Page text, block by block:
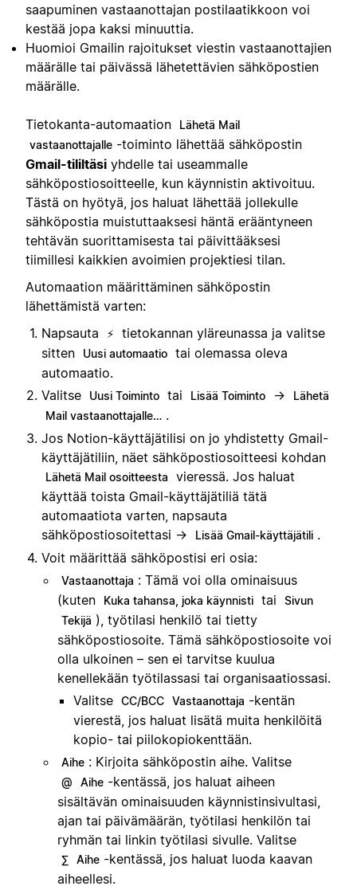
saapuminen vastaanottajan postilaatikkoon voi
kestää jopa kaksi minuuttia.
Huomioi Gmailin rajoitukset viestin vastaanottajien
määrälle tai päivässä lähetettävien sähköpostien
määrälle.
Tietokanta-automaation
Lähetä Mail
vastaanottajalle -toiminto lähettää sähköpostin
Gmail-tililtäsi yhdelle tai useammalle
sähköpostiosoitteelle, kun käynnistin aktivoituu.
Tästä on hyötyä, jos haluat lähettää jollekulle
sähköpostia muistuttaaksesi häntä erääntyneen
tehtävän suorittamisesta tai päivittääksesi
tiimillesi kaikkien avoimien projektiesi tilan.
Automaation määrittäminen sähköpostin
lähettämistä varten:
Napsauta
⚡ tietokannan yläreunassa ja valitse
sitten
Uusi automaatio tai olemassa oleva
automaatio.
Valitse
Uusi Toiminto tai Lisää Toiminto →
Lähetä
Mail vastaanottajalle… .
Jos Notion-käyttäjätilisi on jo yhdistetty Gmail-
käyttäjätiliin, näet sähköpostiosoitteesi kohdan
Lähetä Mail osoitteesta
vieressä. Jos haluat
käyttää toista Gmail-käyttäjätiliä tätä
automaatiota varten, napsauta
sähköpostiosoitettasi →
Lisää Gmail-käyttäjätili .
Voit määrittää sähköpostisi eri osia:
Vastaanottaja : Tämä voi olla ominaisuus
(kuten
Kuka tahansa, joka käynnisti tai
Sivun
Tekijä ), työtilasi henkilö tai tietty
sähköpostiosoite. Tämä sähköpostiosoite voi
olla ulkoinen – sen ei tarvitse kuulua
kenellekään työtilassasi tai organisaatiossasi.
Valitse CC/BCC Vastaanottaja -kentän
vierestä, jos haluat lisätä muita henkilöitä
kopio- tai piilokopiokenttään.
Aihe : Kirjoita sähköpostin aihe. Valitse
@ Aihe -kentässä, jos haluat aiheen
sisältävän ominaisuuden käynnistinsivultasi,
ajan tai päivämäärän, työtilasi henkilön tai
ryhmän tai linkin työtilasi sivulle. Valitse
∑ Aihe -kentässä, jos haluat luoda kaavan
aiheellesi.